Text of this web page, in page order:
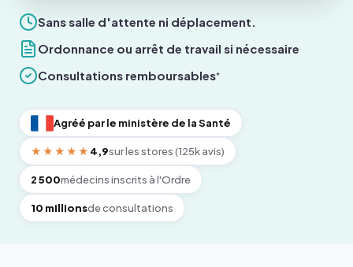
Sans salle d'attente ni déplacement.
Ordonnance ou arrêt de travail si nécessaire
Consultations remboursables*
Agréé par le ministère de la Santé
★★★★★ 4,9sur les stores (125k avis)
2 500médecins inscrits à l'Ordre
10 millionsde consultations